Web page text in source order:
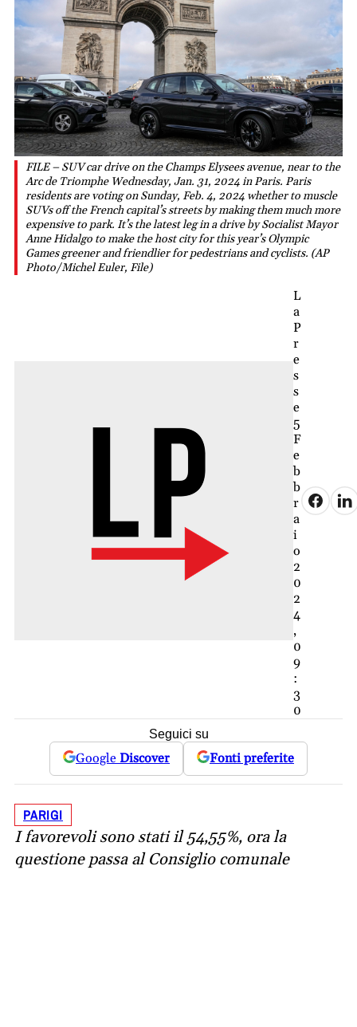
FILE – SUV car drive on the Champs Elysees avenue, near to the
Arc de Triomphe Wednesday, Jan. 31, 2024 in Paris. Paris
residents are voting on Sunday, Feb. 4, 2024 whether to muscle
SUVs off the French capital’s streets by making them much more
expensive to park. It’s the latest leg in a drive by Socialist Mayor
Anne Hidalgo to make the host city for this year’s Olympic
Games greener and friendlier for pedestrians and cyclists. (AP
Photo/Michel Euler, File)
L
a
P
r
e
s
s
e
5
F
e
b
b
r
a
i
o
2
0
2
4
,
0
9
:
3
0
Seguici su
Google Discover Fonti preferite
PARIGI
I favorevoli sono stati il 54,55%, ora la
questione passa al Consiglio comunale